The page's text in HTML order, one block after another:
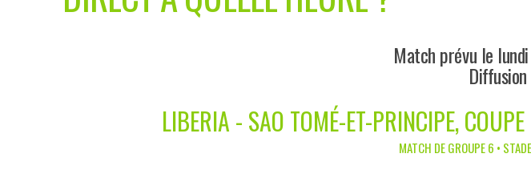
Match prévu le
LIBERIA - SAO TOMÉ-ET-PRINCIPE,
MATCH DE GROUPE 6 •